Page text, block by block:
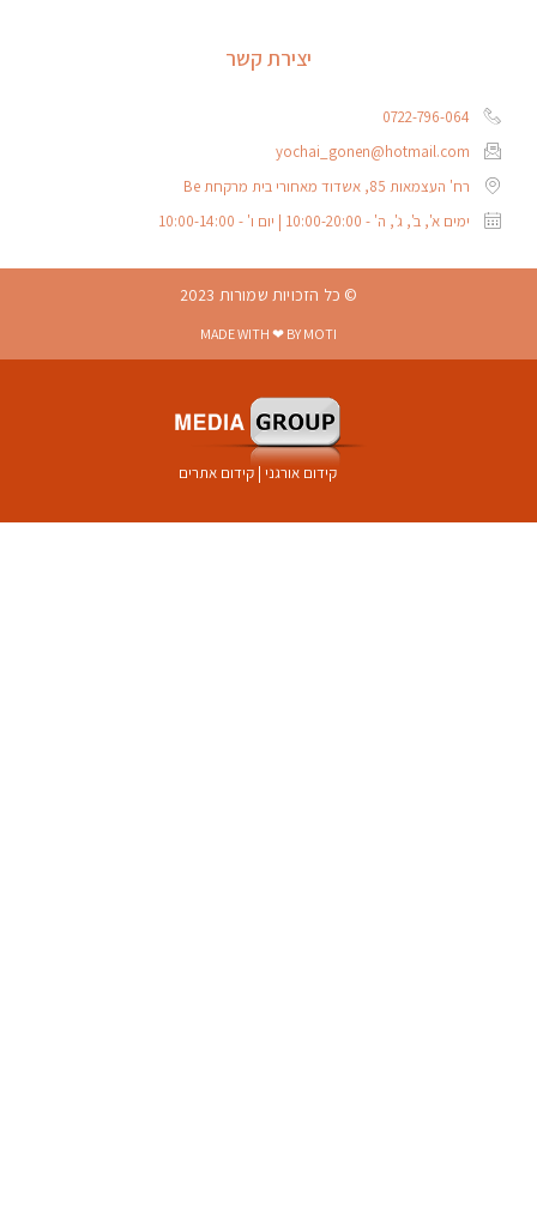
יצירת קשר
0722-796-064
yochai_gonen@hotmail.com
רח' העצמאות 85, אשדוד מאחורי בית מרקחת Be
ימים א', ב', ג', ה' - 10:00-20:00 | יום ו' - 10:00-14:00
© כל הזכויות שמורות 2023
MADE WITH ❤ BY MOTI
קידום אורגני | קידום אתרים